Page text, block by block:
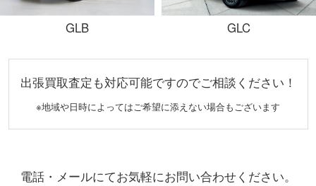
GLB GLC
出張買取査定も対応可能ですのでご相談ください！
※地域や日時によってはご希望に添えない場合もございます
電話・メールにてお気軽にお問い合わせください。